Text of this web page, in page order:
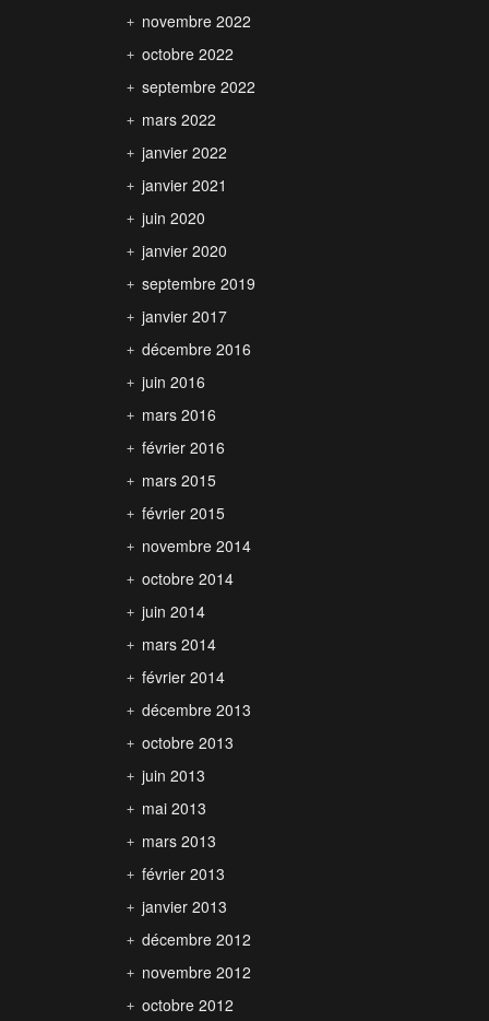
novembre 2022
octobre 2022
septembre 2022
mars 2022
janvier 2022
janvier 2021
juin 2020
janvier 2020
septembre 2019
janvier 2017
décembre 2016
juin 2016
mars 2016
février 2016
mars 2015
février 2015
novembre 2014
octobre 2014
juin 2014
mars 2014
février 2014
décembre 2013
octobre 2013
juin 2013
mai 2013
mars 2013
février 2013
janvier 2013
décembre 2012
novembre 2012
octobre 2012